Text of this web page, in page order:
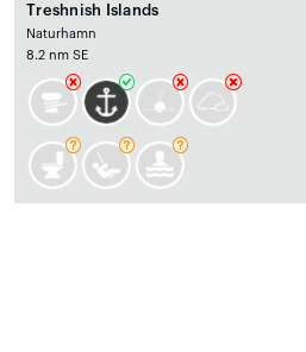
Treshnish Islands
Naturhamn
8.2 nm SE